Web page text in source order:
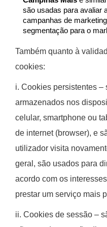
Campinas Mais e
são usadas para avaliar
campanhas de
segmentação para o
Também quanto à
cookies:
i. Cookies persistentes –
armazenados nos
celular, smartphone ou
de internet (browser), e
utilizador visita
geral, são usados para
acordo com os
prestar um serviço mais
ii. Cookies de sessão –